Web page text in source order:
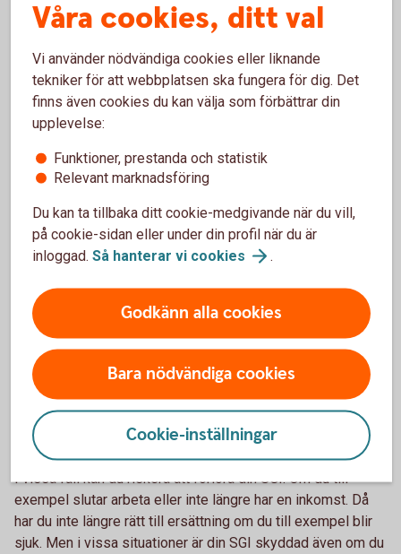
tjäna, eller förväntas tjäna, minst 13 700 kronor per år
månader i en följd, eller ha perioder av arbete som
återkommer varje år.
Inkomsten som ligger till grund för din SGI är din del av
företagets resultat (överskott eller underskott) före skatt,
men efter avdrag för egenavgifter. Försäkringskassan
bortser också från eventuella avsättningar eller återföringar
expansionsfond. Försäkringskassan räknar fram inkomsten
med hjälp av dina deklarerade inkomster av
näringsverksamhet.
Om dina inkomster från företaget har ökat stadigt varje år
kan Försäkringskassan ta hänsyn till det när de uppskattar
din framtida inkomst. Har dina inkomster från företaget
varierat under de senaste åren kan din SGI bli ett
genomsnitt av de tidigare inkomsterna.
Skydda din SGI
I vissa fall kan du riskera att förlora din SGI. Om du till
exempel slutar arbeta eller inte längre har en inkomst. Då
har du inte längre rätt till ersättning om du till exempel blir
sjuk. Men i vissa situationer är din SGI skyddad även om du
Våra cookies, ditt val
Vi använder nödvändiga cookies eller liknande
tekniker för att webbplatsen ska fungera för dig. Det
finns även cookies du kan välja som förbättrar din
upplevelse:
Funktioner, prestanda och statistik
Relevant marknadsföring
Du kan ta tillbaka ditt cookie-medgivande när du vill,
på cookie-sidan eller under din profil när du är
inloggad. Så hanterar vi cookies .
Godkänn alla cookies
Bara nödvändiga cookies
Cookie-inställningar